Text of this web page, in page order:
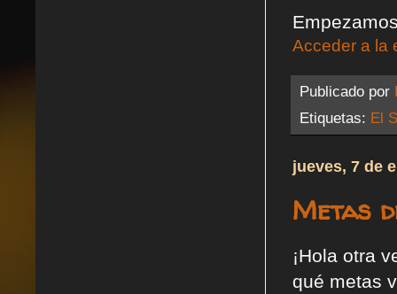
Acceder a la
Publicado por
Etiquetas: El
jueves, 7 de
Metas
¡Hola otra
qué metas